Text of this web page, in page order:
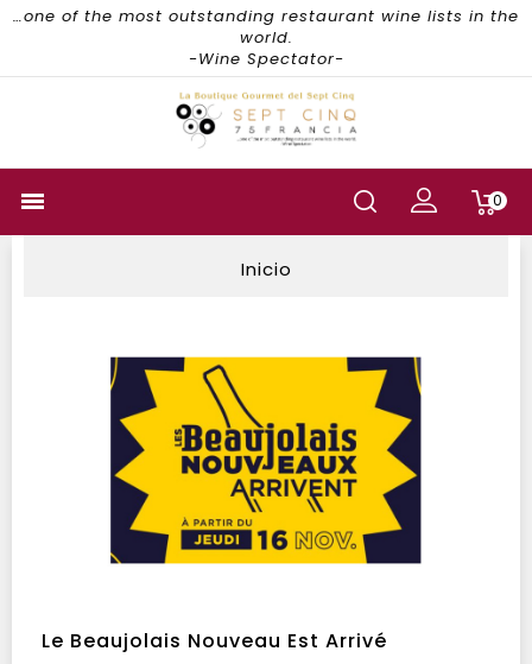
…one of the most outstanding restaurant wine lists in the
world.
-Wine Spectator-
 0
Inicio
Le Beaujolais Nouveau Est Arrivé